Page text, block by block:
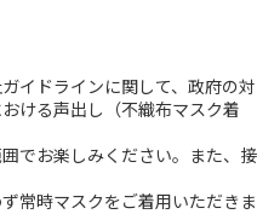
イドラインに関して、政府の対
ける声出し（不織布マスク着
でお楽しみください。また、接
常時マスクをご着用いただきま